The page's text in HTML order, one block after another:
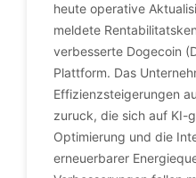
heute operative
meldete
verbesserte Dogecoin
Plattform. Das
Effizienzsteigerungen
zuruck, die sich auf KI-
Optimierung und die
erneuerbarer